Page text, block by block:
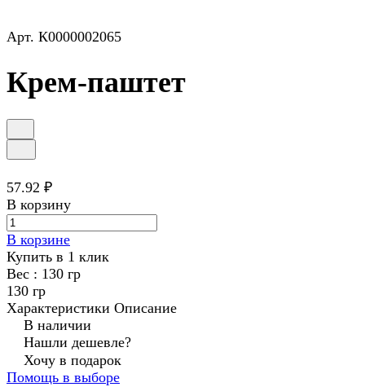
Арт. К0000002065
Крем-паштет
57.92 ₽
В корзину
В корзине
Купить в 1 клик
Вес : 130 гр
130 гр
Характеристики Описание
В наличии
Нашли дешевле?
Хочу в подарок
Помощь в выборе